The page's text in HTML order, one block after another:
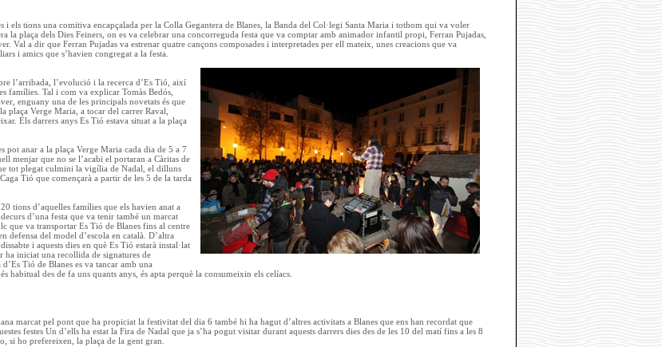
i els tions una comitiva encapçalada per la Colla Gegantera de Blanes, la Banda del Col·legi Santa Maria i tothom qui va voler
la plaça dels Dies Feiners, on es va celebrar una concorreguda festa que va comptar amb animador infantil propi, Ferran Pujadas,
Val a dir que Ferran Pujadas va estrenar quatre cançons composades i interpretades per ell mateix, unes creacions que va
i amics que s’havien congregat a la festa.
l’arribada, l’evolució i la recerca d’Es Tió, així
famílies. Tal i com va explicar Tomàs Bedós,
enguany una de les principals novetats és que
plaça Verge Maria, a tocar del carrer Raval,
Els darrers anys Es Tió estava situat a la plaça
pot anar a la plaça Verge Maria cada dia de 5 a 7
menjar que no se l’acabi el portaran a Càritas de
tot plegat culmini la vigília de Nadal, el dilluns
Tió que començarà a partir de les 5 de la tarda
tions d’aquelles famílies que els havien anat a
d’una festa que va tenir també un marcat
que va transportar Es Tió de Blanes fins al centre
defensa del model d’escola en català. D’altra
i aquests dies en què Es Tió estarà instal·lat
ha iniciat una recollida de signatures de
Tió de Blanes es va tancar amb una
habitual des de fa uns quants anys, és apta perquè la consumeixin els celíacs.
marcat pel pont que ha propiciat la festivitat del dia 6 també hi ha hagut d’altres activitats a Blanes que ens han recordat que
festes Un d’ells ha estat la Fira de Nadal que ja s’ha pogut visitar durant aquests darrers dies des de les 10 del matí fins a les 8
si ho prefereixen, la plaça de la gent gran.